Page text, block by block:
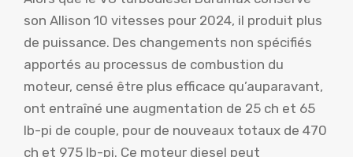
son Allison 10 vitesses pour 2024, il produit plus
de puissance. Des changements non spécifiés
apportés au processus de combustion du
moteur, censé être plus efficace qu’auparavant,
ont entraîné une augmentation de 25 ch et 65
lb-pi de couple, pour de nouveaux totaux de 470
ch et 975 lb-pi. Ce moteur diesel peut